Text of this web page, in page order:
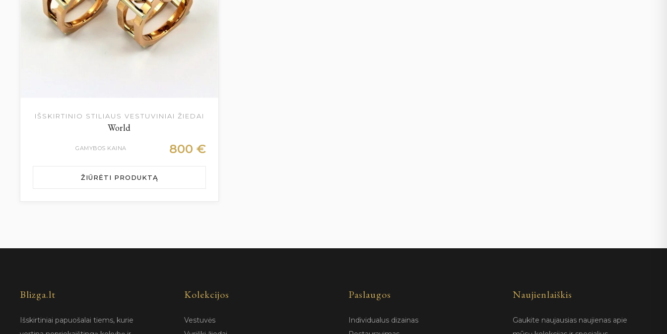
IŠSKIRTINIO STILIAUS VESTUVINIAI ŽIEDAI
World
GAMYBOS KAINA 800€
ŽIŪRĖTI PRODUKTĄ
Blizga.lt
Išskirtiniai papuošalai tiems, kurie
Kolekcijos
Vestuvės
Paslaugos
Individualus dizainas
Naujienlaiškis
Gaukite naujausias naujienas apie